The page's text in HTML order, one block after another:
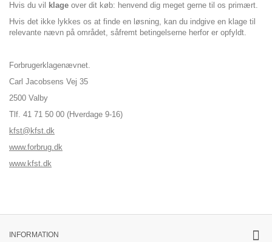
Hvis du vil
klage over dit køb: henvend dig meget gerne til os primært.
Hvis det ikke lykkes os at finde en løsning, kan du indgive en klage til
relevante nævn på området, såfremt betingelserne herfor er opfyldt.
Forbrugerklagenævnet.
Carl Jacobsens Vej 35
2500 Valby
Tlf. 41 71 50 00 (Hverdage 9-16)
kfst@kfst.dk
www.forbrug.dk
www.kfst.dk
INFORMATION